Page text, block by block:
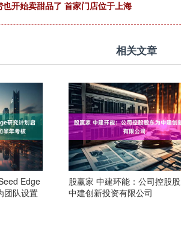
开始卖甜品了 首家门店位于上海
相关文章
Edge
团队设置
股赢家 中建环能：公司控股
中建创新投资有限公司